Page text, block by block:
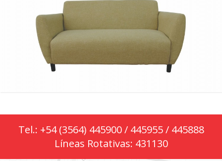
Tel.: +54 (3564) 445900 / 445955 / 445888
Líneas Rotativas: 431130